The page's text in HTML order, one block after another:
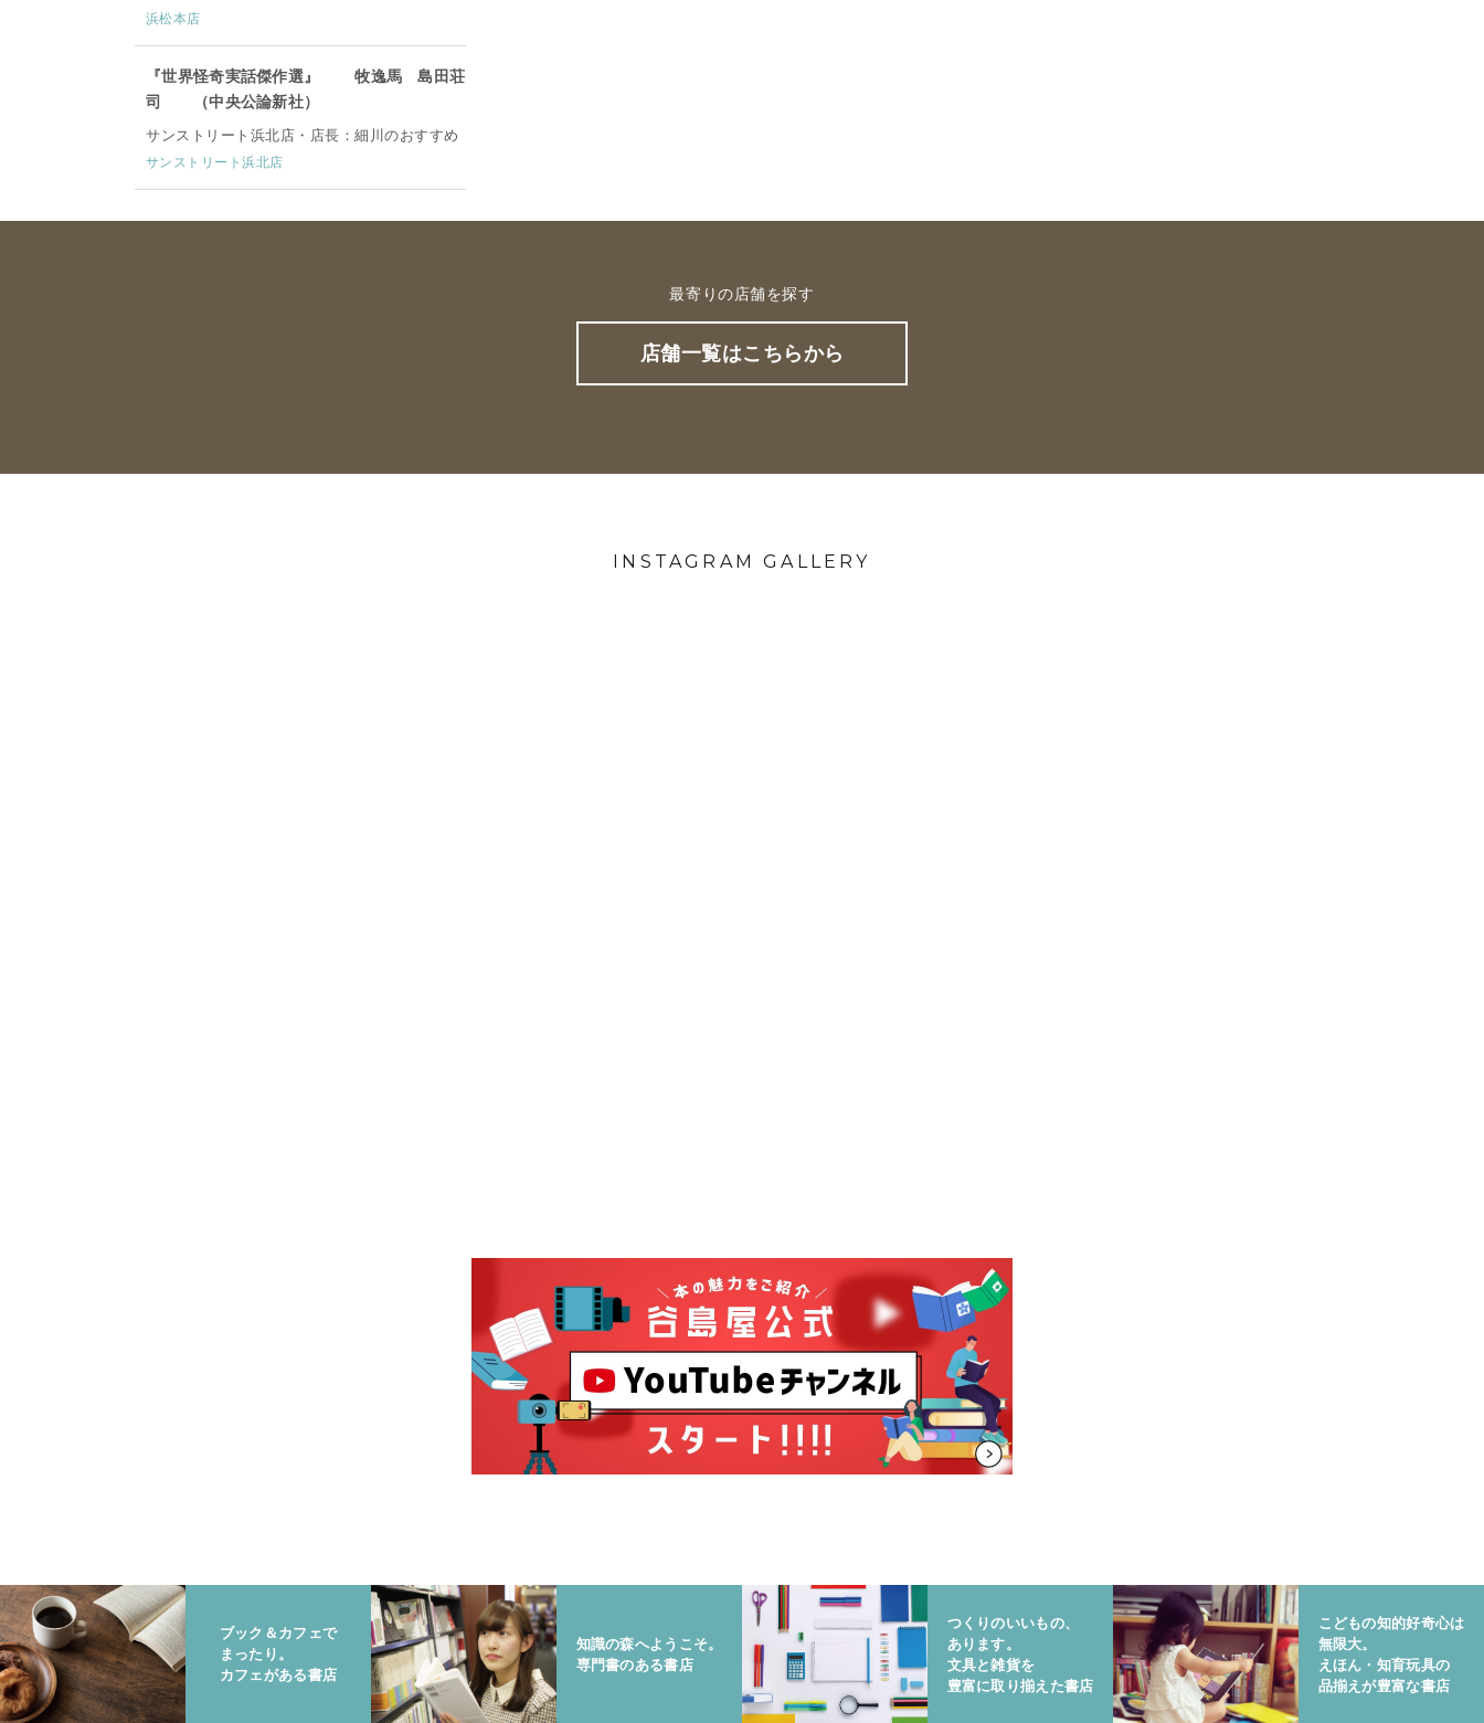
浜松本店
『世界怪奇実話傑作選』 牧逸馬 島田荘
司 （中央公論新社）
サンストリート浜北店・店長：細川のおすすめ
サンストリート浜北店
最寄りの店舗を探す
店舗一覧はこちらから
INSTAGRAM GALLERY
ブック＆カフェで
まったり。
カフェがある書店
知識の森へようこそ。
専門書のある書店
つくりのいいもの、
あります。
文具と雑貨を
豊富に取り揃えた書店
こどもの知的好奇心は
無限大。
えほん・知育玩具の
品揃えが豊富な書店